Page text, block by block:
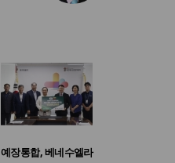
예장통합, 베네수엘라